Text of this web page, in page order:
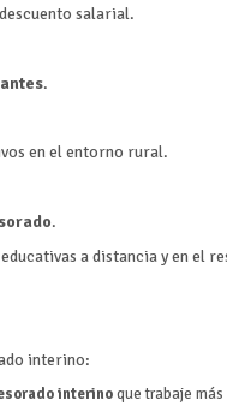
salarial.
.
en el entorno rural.
.
a distancia y en el
interino:
interinoque trabaje